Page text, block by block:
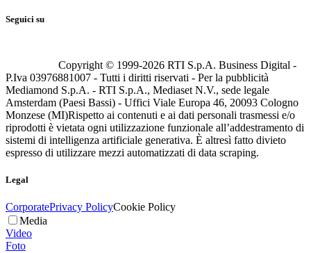
Seguici su
Copyright © 1999-2026 RTI S.p.A. Business Digital -
P.Iva 03976881007 - Tutti i diritti riservati - Per la pubblicità
Mediamond S.p.A. - RTI S.p.A., Mediaset N.V., sede legale
Amsterdam (Paesi Bassi) - Uffici Viale Europa 46, 20093 Cologno
Monzese (MI)Rispetto ai contenuti e ai dati personali trasmessi e/o
riprodotti è vietata ogni utilizzazione funzionale all’addestramento di
sistemi di intelligenza artificiale generativa. È altresì fatto divieto
espresso di utilizzare mezzi automatizzati di data scraping.
Legal
CorporatePrivacy PolicyCookie Policy
Media
Video
Foto